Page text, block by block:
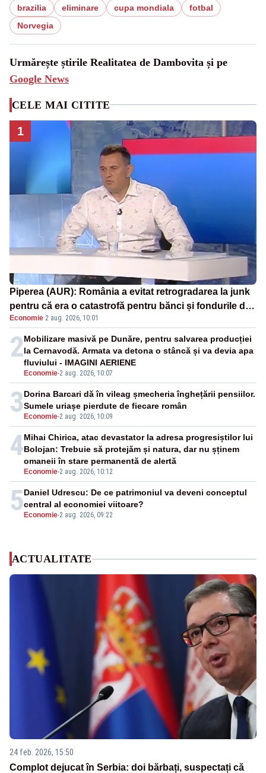
brazilia eliminare cupa mondiala
fotbal
Norvegia
Urmărește știrile Realitatea de Dambovita și pe
Google News
CELE MAI CITITE
1
Piperea (AUR): România a evitat retrogradarea la junk
pentru că era o catastrofă pentru bănci și fondurile de
pensii
Economie·2 aug. 2026, 10:01
2
Economie-2 aug. 2026, 10:07
Mobilizare masivă pe Dunăre, pentru salvarea producției
la Cernavodă. Armata va detona o stâncă și va devia apa
fluviului - IMAGINI AERIENE
3 Economie-2 aug. 2026, 10:09
Dorina Barcari dă în vileag șmecheria înghețării pensiilor.
Sumele uriașe pierdute de fiecare român
4
Economie-2 aug. 2026, 10:12
Mihai Chirica, atac devastator la adresa progresiștilor lui
Bolojan: Trebuie să protejăm și natura, dar nu șținem
omaneii în stare permanentă de alertă
5 Economie-2 aug. 2026, 09:22
Daniel Udrescu: De ce patrimoniul va deveni conceptul
central al economiei viitoare?
ACTUALITATE
24 feb. 2026, 15:50
Complot dejucat în Serbia: doi bărbați, suspectați că